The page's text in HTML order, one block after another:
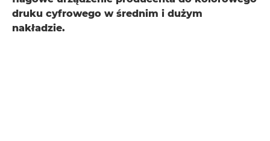
druku cyfrowego w średnim i dużym
nakładzie.